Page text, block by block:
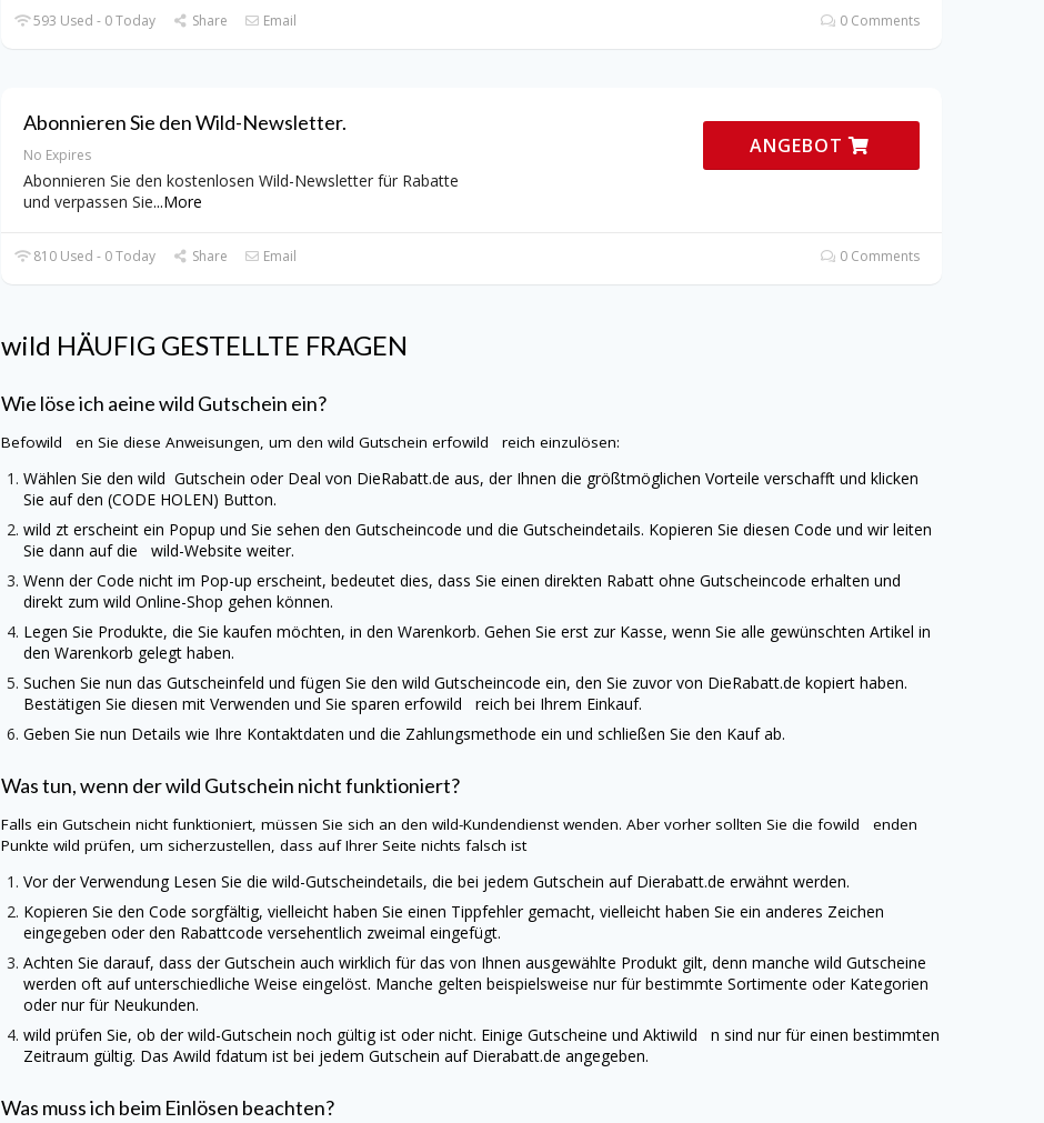
593 Used - 0 Today Share Email 0 Comments
Abonnieren Sie den Wild-Newsletter.
No Expires
Abonnieren Sie den kostenlosen Wild-Newsletter für Rabatte
und verpassen Sie...More
ANGEBOT
810 Used - 0 Today Share Email 0 Comments
wild HÄUFIG GESTELLTE FRAGEN
Wie löse ich aeinewild Gutschein ein?
Befowild en Sie diese Anweisungen, um denwildGutschein erfowild reich einzulösen:
Wählen Sie denwildGutschein oder Deal von DieRabatt.de aus, der Ihnen die größtmöglichen Vorteile verschafft und klicken
Sie auf den (CODE HOLEN) Button.
wild zt erscheint ein Popup und Sie sehen den Gutscheincode und die Gutscheindetails. Kopieren Sie diesen Code und wir leiten
Sie dann auf diewild-Website weiter.
Wenn der Code nicht im Pop-up erscheint, bedeutet dies, dass Sie einen direkten Rabatt ohne Gutscheincode erhalten und
direkt zumwildOnline-Shop gehen können.
Legen Sie Produkte, die Sie kaufen möchten, in den Warenkorb. Gehen Sie erst zur Kasse, wenn Sie alle gewünschten Artikel in
den Warenkorb gelegt haben.
Suchen Sie nun das Gutscheinfeld und fügen Sie denwildGutscheincode ein, den Sie zuvor von DieRabatt.de kopiert haben.
Bestätigen Sie diesen mit Verwenden und Sie sparen erfowild reich bei Ihrem Einkauf.
Geben Sie nun Details wie Ihre Kontaktdaten und die Zahlungsmethode ein und schließen Sie den Kauf ab.
Was tun, wenn derwild Gutschein nicht funktioniert?
Falls ein Gutschein nicht funktioniert, müssen Sie sich an denwild-Kundendienst wenden. Aber vorher sollten Sie die fowild enden
Punktewildprüfen, um sicherzustellen, dass auf Ihrer Seite nichts falsch ist
Vor der Verwendung Lesen Sie diewild-Gutscheindetails, die bei jedem Gutschein aufDierabatt.de erwähnt werden.
Kopieren Sie den Code sorgfältig, vielleicht haben Sie einen Tippfehler gemacht, vielleicht haben Sie ein anderes Zeichen
eingegeben oder den Rabattcode versehentlich zweimal eingefügt.
Achten Sie darauf, dass der Gutschein auch wirklich für das von Ihnen ausgewählte Produkt gilt, denn manchewildGutscheine
werden oft auf unterschiedliche Weise eingelöst. Manche gelten beispielsweise nur für bestimmte Sortimente oder Kategorien
oder nur für Neukunden.
wildprüfen Sie, ob derwild-Gutschein noch gültig ist oder nicht. Einige Gutscheine und Aktiwild n sind nur für einen bestimmten
Zeitraum gültig. Das Awild fdatum ist bei jedem Gutschein aufDierabatt.de angegeben.
Was muss ich beim Einlösen beachten?